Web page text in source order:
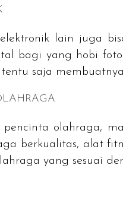
lain juga
bagi yang hobi
saja
pencinta olahraga,
berkualitas, alat
yang sesuai